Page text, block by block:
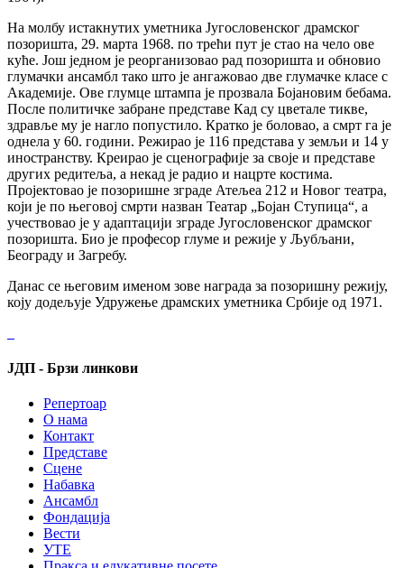
На молбу истакнутих уметника Југословенског драмског
позоришта, 29. марта 1968. по трећи пут је стао на чело ове
куће. Још једном је реорганизовао рад позоришта и обновио
глумачки ансамбл тако што је ангажовао две глумачке класе с
Академије. Ове глумце штампа је прозвала Бојановим бебама.
После политичке забране представе Кад су цветале тикве,
здравље му је нагло попустило. Кратко је боловао, а смрт га је
однела у 60. години. Режирао је 116 представа у земљи и 14 у
иностранству. Креирао је сценографије за своје и представе
других редитеља, а некад је радио и нацрте костима.
Пројектовао је позоришне зграде Атељеа 212 и Новог театра,
који је по његовој смрти назван Театар „Бојан Ступица“, а
учествовао је у адаптацији зграде Југословенског драмског
позоришта. Био је професор глуме и режије у Љубљани,
Београду и Загребу.
Данас се његовим именом зове награда за позоришну режију,
коју додељује Удружење драмских уметника Србије од 1971.
ЈДП - Брзи линкови
Репертоар
О нама
Контакт
Представе
Сцене
Набавка
Ансамбл
Фондација
Вести
УТЕ